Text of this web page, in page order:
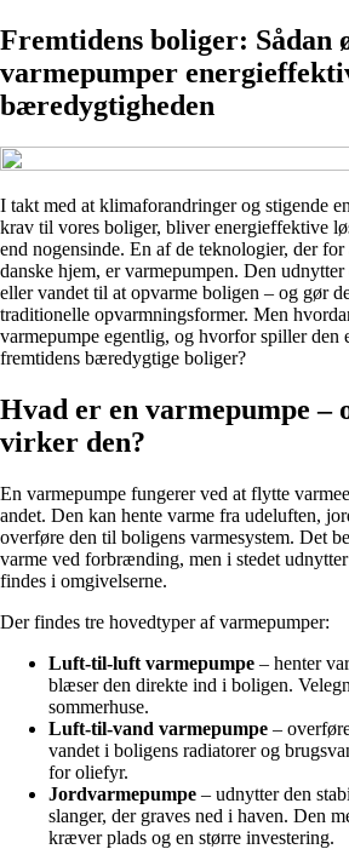
Fremtidens boliger: Sådan
varmepumper
bæredygtigheden
I takt med at klimaforandringer og stigende
krav til vores boliger, bliver energieffektive
end nogensinde. En af de teknologier, der
danske hjem, er varmepumpen. Den
eller vandet til at opvarme boligen – og gør
traditionelle opvarmningsformer. Men
varmepumpe egentlig, og hvorfor spiller den
fremtidens bæredygtige boliger?
Hvad er en varmepumpe –
virker den?
En varmepumpe fungerer ved at flytte
andet. Den kan hente varme fra udeluften,
overføre den til boligens varmesystem. Det
varme ved forbrænding, men i stedet
findes i omgivelserne.
Der findes tre hovedtyper af varmepumper:
Luft-til-luft varmepumpe – henter
blæser den direkte ind i boligen.
sommerhuse.
Luft-til-vand varmepumpe –
vandet i boligens radiatorer og
for oliefyr.
Jordvarmepumpe – udnytter den
slanger, der graves ned i haven. Den
kræver plads og en større investering.